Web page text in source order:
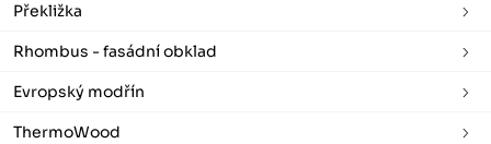
Překližka
Rhombus - fasádní obklad
Evropský modřín
ThermoWood